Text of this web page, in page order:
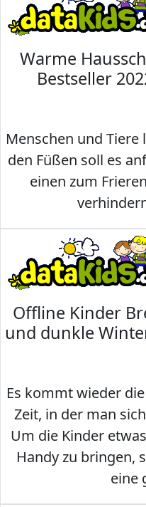
Warme
Bestseller
Menschen und
den Füßen soll es
einen zum
Offline Kinder
und dunkle
Es kommt wieder
Zeit, in der man
Um die Kinder
Handy zu bringen,
eine